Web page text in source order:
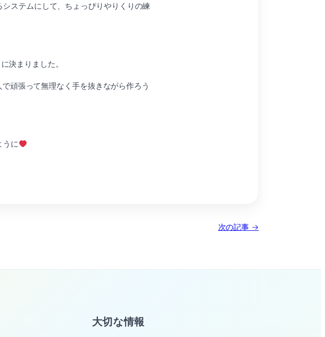
ステムにして、ちょっぴりやりくりの練
決まりました。
頑張って無理なく手を抜きながら作ろう
うに
次の記事 →
大切な情報